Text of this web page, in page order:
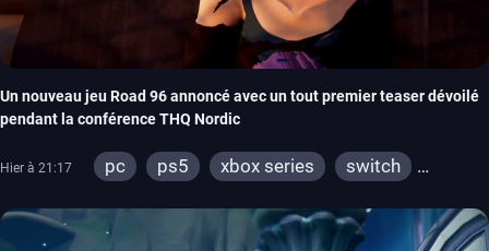
Un nouveau jeu Road 96 annoncé avec un tout premier teaser dévoilé
pendant la conférence THQ Nordic
Hier à 21:17 pc ps5 xbox series
switch